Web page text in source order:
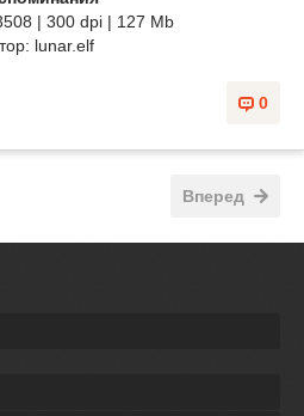
| 300 dpi | 127 Mb
lunar.elf
0
Вперед